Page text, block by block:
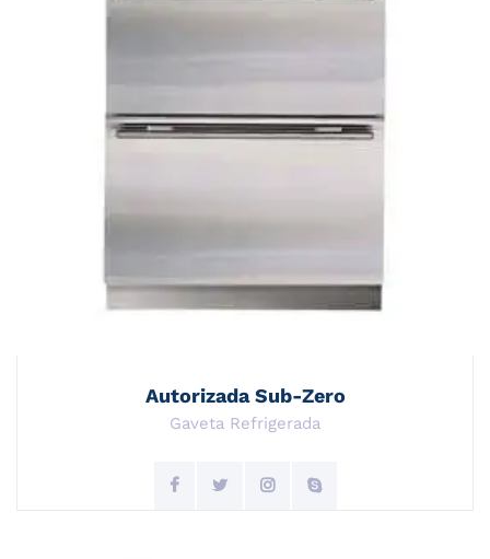
Autorizada Sub-Zero
Gaveta Refrigerada